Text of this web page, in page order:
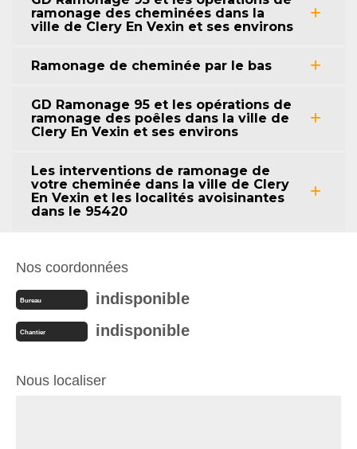
ramonage des cheminées dans la
ville de Clery En Vexin et ses environs
Ramonage de cheminée par le bas
GD Ramonage 95 et les opérations de
ramonage des poêles dans la ville de
Clery En Vexin et ses environs
Les interventions de ramonage de
votre cheminée dans la ville de Clery
En Vexin et les localités avoisinantes
dans le 95420
Nos coordonnées
Bureau indisponible
Chantier indisponible
Nous localiser